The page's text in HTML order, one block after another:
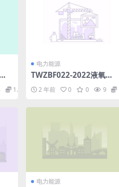
1.98
电力能源
TWZBF022-2022液氧储
2 年前 0 0 9
电力能源